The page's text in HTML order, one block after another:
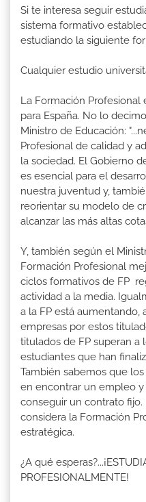
Si te interesa seguir
sistema formativo
estudiando la siguiente
Cualquier estudio
La Formación Profesional
para España. No lo
Ministro de Educación:
Profesional de calidad y
la sociedad. El Gobierno
es esencial para el
nuestra juventud y,
reorientar su modelo de
alcanzar las más altas
Y, también según el
Formación Profesional
ciclos formativos de FP
actividad a la media.
a la FP está aumentando,
empresas por estos
titulados de FP superan a
estudiantes que han
También sabemos que
en encontrar un empleo
conseguir un contrato
considera la Formación
estratégica.
¿A qué
PROFESIONALMENTE!